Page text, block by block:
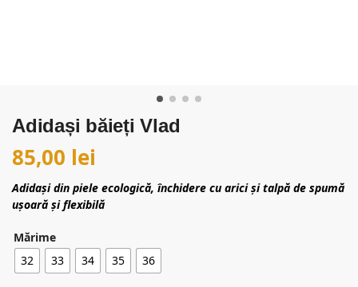
Adidași băieți Vlad
85,00 lei
Adidași din piele ecologică, închidere cu arici șitalpă de spumă
ușoară și flexibilă
Mărime
32
33 34 35 36